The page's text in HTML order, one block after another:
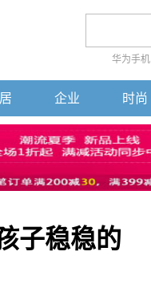
华为手机
企业 时尚
子稳稳的